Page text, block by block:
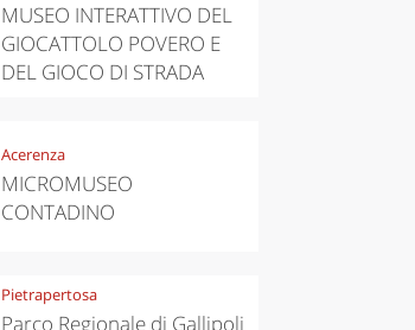
MUSEO INTERATTIVO DEL
GIOCATTOLO POVERO E
DEL GIOCO DI STRADA
Acerenza
MICROMUSEO
CONTADINO
Pietrapertosa
Parco Regionale di Gallipoli